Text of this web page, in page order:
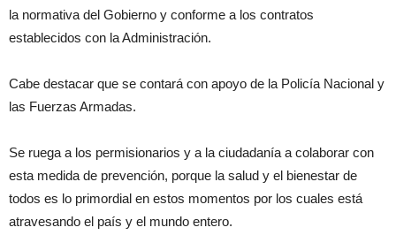
la normativa del Gobierno y conforme a los contratos
establecidos con la Administración.
Cabe destacar que se contará con apoyo de la Policía Nacional y
las Fuerzas Armadas.
Se ruega a los permisionarios y a la ciudadanía a colaborar con
esta medida de prevención, porque la salud y el bienestar de
todos es lo primordial en estos momentos por los cuales está
atravesando el país y el mundo entero.